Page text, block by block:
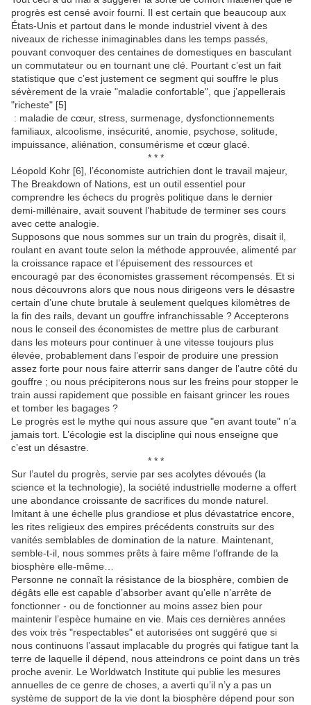
progrès est censé avoir fourni. Il est certain que beaucoup aux
États-Unis et partout dans le monde industriel vivent à des
niveaux de richesse inimaginables dans les temps passés,
pouvant convoquer des centaines de domestiques en basculant
un commutateur ou en tournant une clé. Pourtant c’est un fait
statistique que c’est justement ce segment qui souffre le plus
sévèrement de la vraie "maladie confortable", que j’appellerais
"richeste" [5]
: maladie de cœur, stress, surmenage, dysfonctionnements
familiaux, alcoolisme, insécurité, anomie, psychose, solitude,
impuissance, aliénation, consumérisme et cœur glacé.
* * *
Léopold Kohr [6], l’économiste autrichien dont le travail majeur,
The Breakdown of Nations, est un outil essentiel pour
comprendre les échecs du progrès politique dans le dernier
demi-millénaire, avait souvent l’habitude de terminer ses cours
avec cette analogie.
Supposons que nous sommes sur un train du progrès, disait il,
roulant en avant toute selon la méthode approuvée, alimenté par
la croissance rapace et l’épuisement des ressources et
encouragé par des économistes grassement récompensés. Et si
nous découvrons alors que nous nous dirigeons vers le désastre
certain d’une chute brutale à seulement quelques kilomètres de
la fin des rails, devant un gouffre infranchissable ? Accepterons
nous le conseil des économistes de mettre plus de carburant
dans les moteurs pour continuer à une vitesse toujours plus
élevée, probablement dans l’espoir de produire une pression
assez forte pour nous faire atterrir sans danger de l’autre côté du
gouffre ; ou nous précipiterons nous sur les freins pour stopper le
train aussi rapidement que possible en faisant grincer les roues
et tomber les bagages ?
Le progrès est le mythe qui nous assure que "en avant toute" n’a
jamais tort. L’écologie est la discipline qui nous enseigne que
c’est un désastre.
* * *
Sur l’autel du progrès, servie par ses acolytes dévoués (la
science et la technologie), la société industrielle moderne a offert
une abondance croissante de sacrifices du monde naturel.
Imitant à une échelle plus grandiose et plus dévastatrice encore,
les rites religieux des empires précédents construits sur des
vanités semblables de domination de la nature. Maintenant,
semble-t-il, nous sommes prêts à faire même l’offrande de la
biosphère elle-même…
Personne ne connaît la résistance de la biosphère, combien de
dégâts elle est capable d’absorber avant qu’elle n’arrête de
fonctionner - ou de fonctionner au moins assez bien pour
maintenir l’espèce humaine en vie. Mais ces dernières années
des voix très "respectables" et autorisées ont suggéré que si
nous continuons l’assaut implacable du progrès qui fatigue tant la
terre de laquelle il dépend, nous atteindrons ce point dans un très
proche avenir. Le Worldwatch Institute qui publie les mesures
annuelles de ce genre de choses, a averti qu’il n’y a pas un
système de support de la vie dont la biosphère dépend pour son